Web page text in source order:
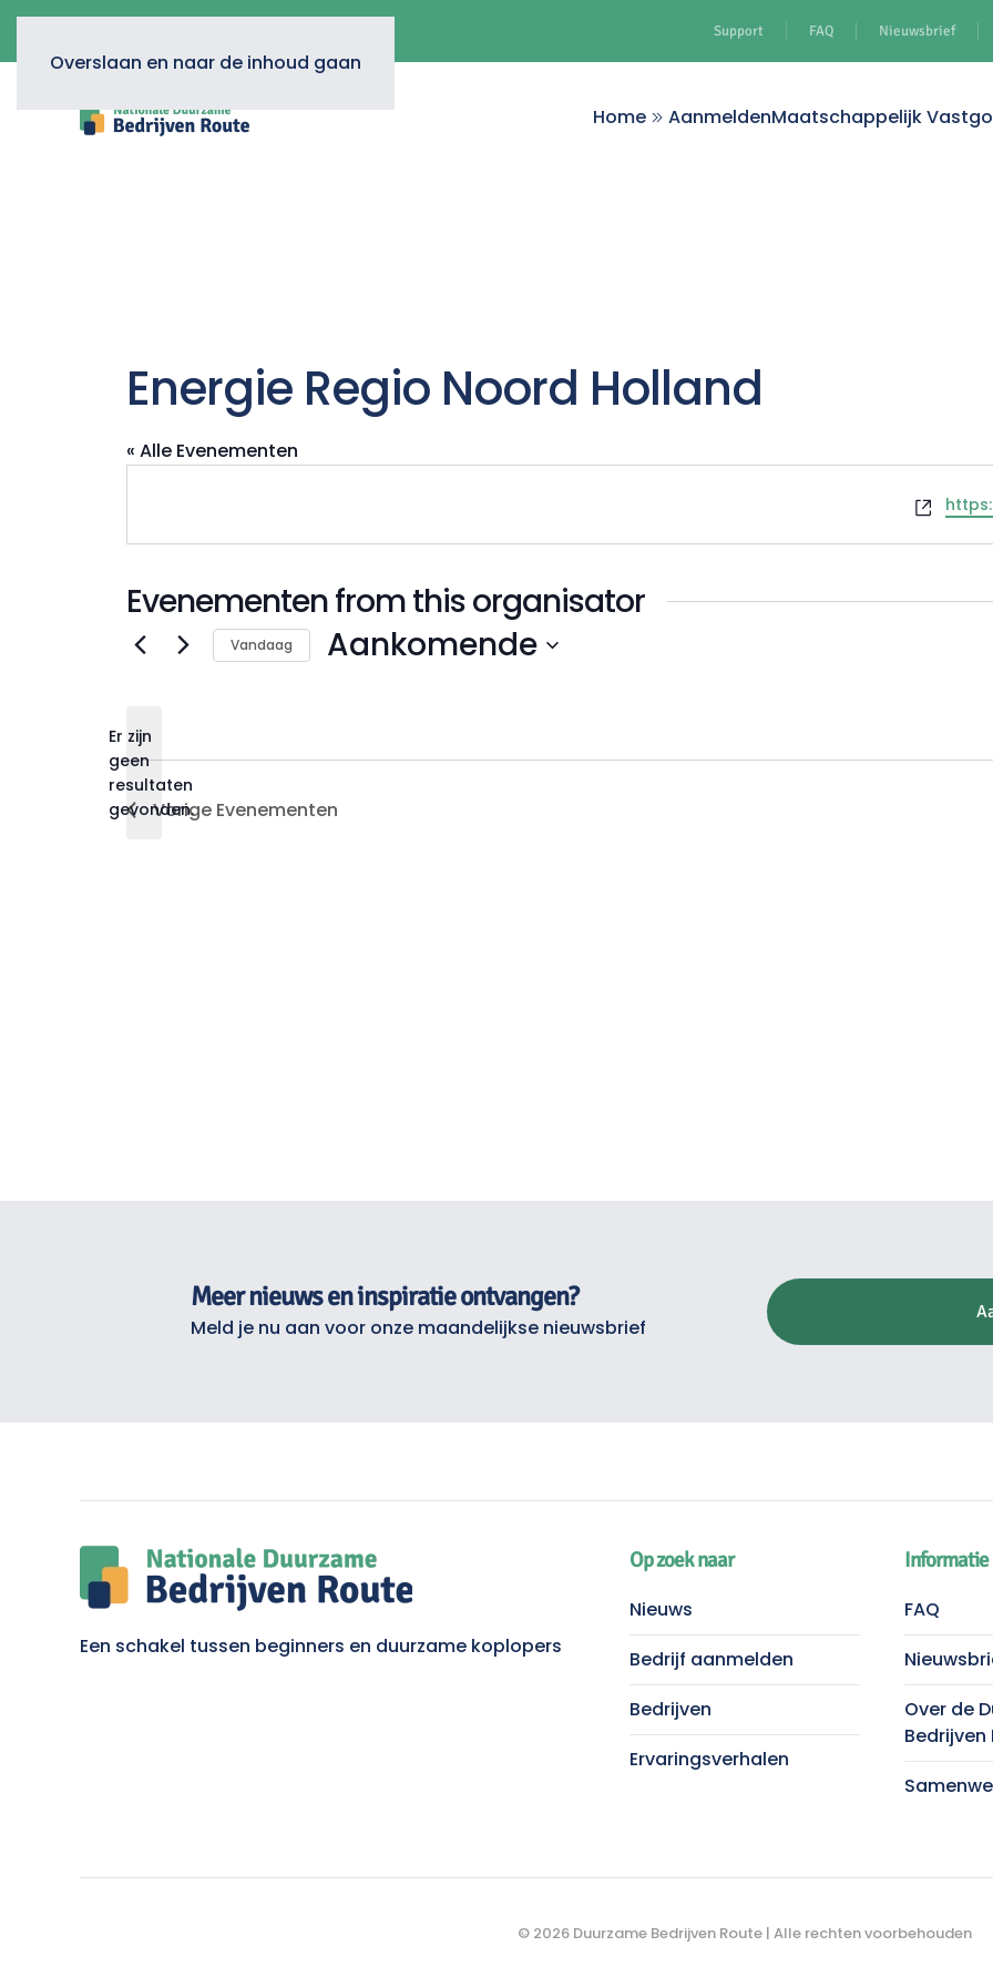
Overslaan en naar de inhoud gaan
Support FAQ Nieuwsbrief
Home AanmeldenMaatschappelijk
Energie Regio Noord Holland
« Alle Evenementen
Evenementen from this organisator
Bericht
Er zijn
geen
resultaten
gevonden.
Vandaag Aankomende
Vorige Evenementen
Meer nieuws en inspiratie ontvangen?
Meld je nu aan voor onze maandelijkse nieuwsbrief
Een schakel tussen beginners en duurzame koplopers
Op zoek naar
Nieuws
Bedrijf aanmelden
Bedrijven
Ervaringsverhalen
Informatie
FAQ
Over de
Bedrijven
© 2026 Duurzame Bedrijven Route | Alle rechten voorbehouden